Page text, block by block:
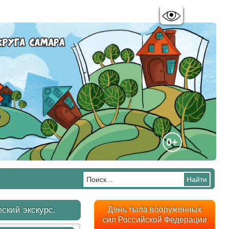
0+
экскурс.
День тыла вооруженных
сил Российской Федерации